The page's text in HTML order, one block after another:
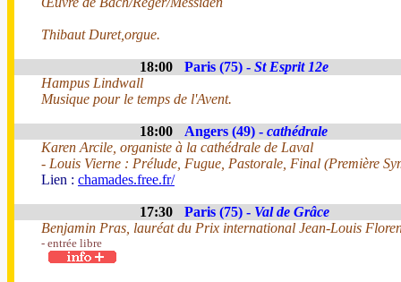
Thibaut Duret,orgue.
18:00 Paris (75) - St Esprit 12e
Hampus Lindwall
Musique pour le temps de l'Avent.
18:00 Angers (49) - cathédrale
Karen Arcile, organiste à la cathédrale de Laval
- Louis Vierne : Prélude, Fugue, Pastorale, Final (Première
Lien : chamades.free.fr/
17:30 Paris (75) - Val de Grâce
Benjamin Pras, lauréat du Prix international Jean-Louis
- entrée libre